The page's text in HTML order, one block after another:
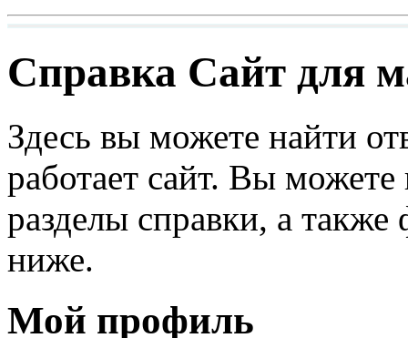
Справка Сайт для
Здесь вы можете найти
работает сайт. Вы можете
разделы справки, а
ниже.
Мой профиль